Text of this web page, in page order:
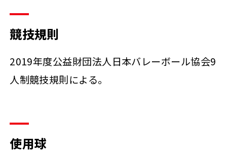
競技規則
2019年度公益財団法人日本バレーボール協会9
人制競技規則による。
使用球